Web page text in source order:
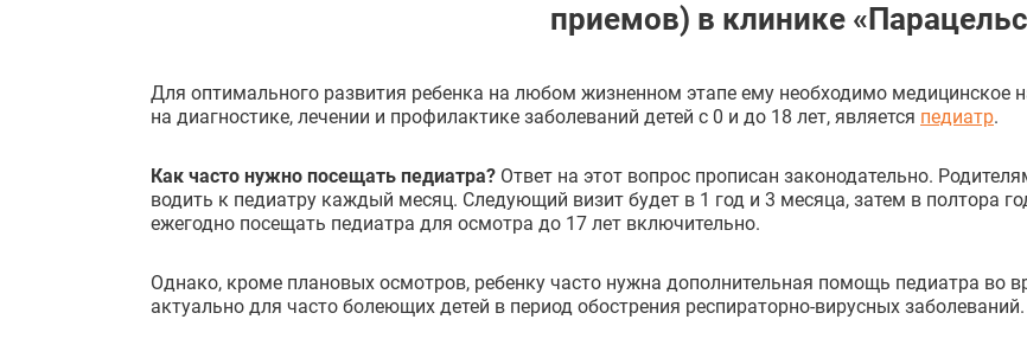
приемов) в клинике
Для оптимального развития ребенка на любом жизненном этапе ему необходимо
на диагностике, лечении и профилактике заболеваний детей с 0 и до 18 лет, является педиатр.
Как часто нужно посещать педиатра? Ответ на этот вопрос прописан законодательно.
водить к педиатру каждый месяц. Следующий визит будет в 1 год и 3 месяца, затем в полтора
ежегодно посещать педиатра для осмотра до 17 лет включительно.
Однако, кроме плановых осмотров, ребенку часто нужна дополнительная помощь педиатра во
актуально для часто болеющих детей в период обострения респираторно-вирусных заболеваний.